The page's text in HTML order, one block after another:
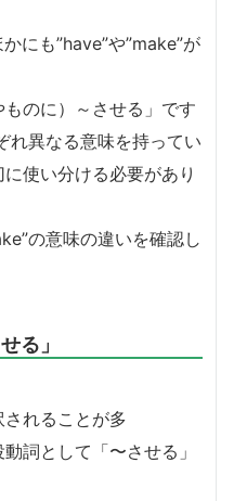
にも”have”や”make”が
のに）～させる」です
れ異なる意味を持ってい
使い分ける必要があり
の意味の違いを確認し
る」
れることが多
詞として「〜させる」